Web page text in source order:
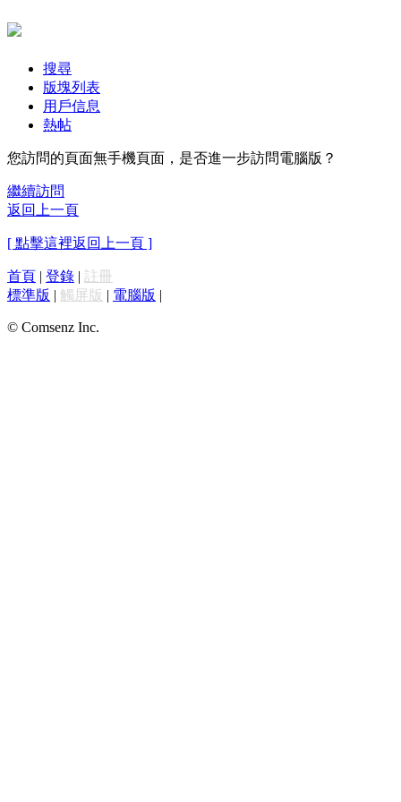
搜尋
版塊列表
用戶信息
熱帖
您訪問的頁面無手機頁面，是否進一步訪問電腦版？
繼續訪問
返回上一頁
[ 點擊這裡返回上一頁 ]
首頁 | 登錄 | 註冊
標準版 | 觸屏版 | 電腦版 |
© Comsenz Inc.